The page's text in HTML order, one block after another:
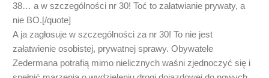
38… a w szczególności nr 30! Toć to załatwianie prywaty, a
nie BO.[/quote]
A ja zagłosuje w szczególności za nr 30! To nie jest
załatwienie osobistej, prywatnej sprawy. Obywatele
Zedermana potrafią mimo nielicznych waśni zjednoczyć się i